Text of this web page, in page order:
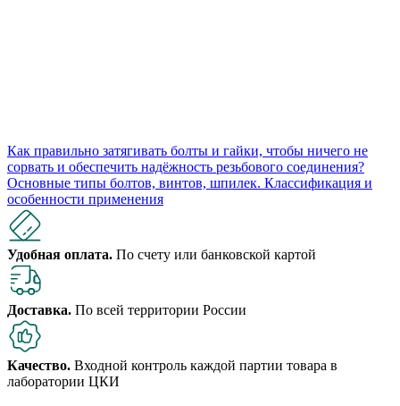
Как правильно затягивать болты и гайки, чтобы ничего не
сорвать и обеспечить надёжность резьбового соединения?
Основные типы болтов, винтов, шпилек. Классификация и
особенности применения
Удобная оплата. По счету или банковской картой
Доставка. По всей территории России
Качество. Входной контроль каждой партии товара в
лаборатории ЦКИ